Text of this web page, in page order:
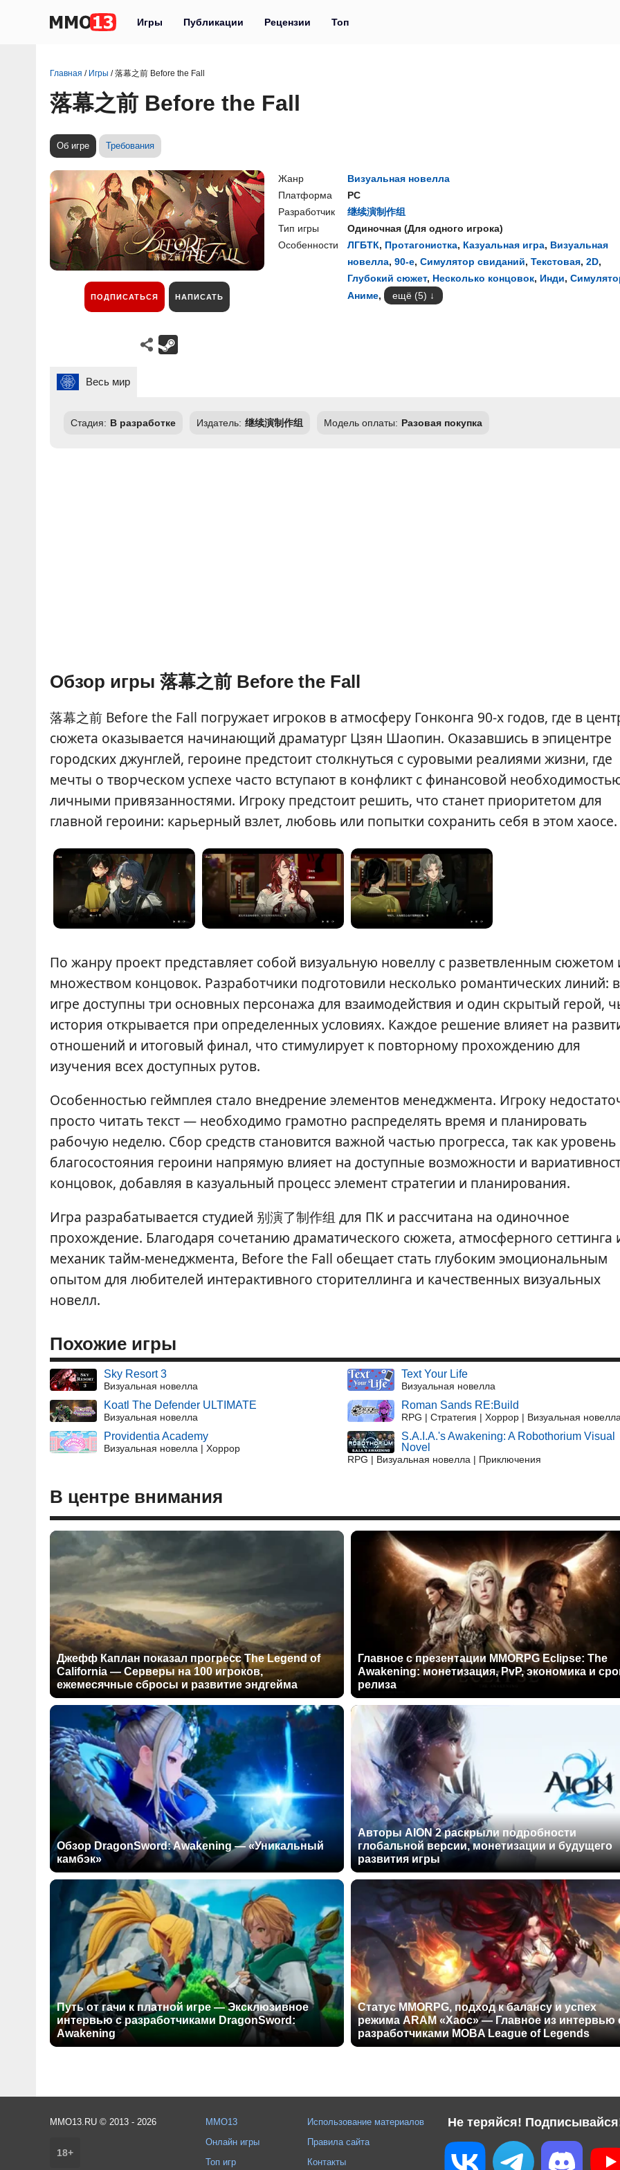
Игры Публикации Рецензии Топ
Главная / Игры /落幕之前 Before the Fall
落幕之前 Before the Fall
Об игре Требования
ПОДПИСАТЬСЯ НАПИСАТЬ
Жанр
Визуальная новелла
Платформа
PC
Разработчик
继续演制作组
Тип игры
Одиночная (Для одного игрока)
Особенности
ЛГБТК, Протагонистка, Казуальная игра, Визуальная
новелла, 90-е, Симулятор свиданий, Текстовая, 2D,
Глубокий сюжет, Несколько концовок, Инди,
Аниме, ещё (5)
Весь мир
Стадия: В разработке Издатель: 继续演制作组 Модель оплаты: Разовая покупка
Обзор игры 落幕之前 Before the Fall
落幕之前 Before the Fall погружает игроков в атмосферу Гонконга 90-х годов, где в
сюжета оказывается начинающий драматург Цзян Шаопин. Оказавшись в эпицентре
городских джунглей, героине предстоит столкнуться с суровыми реалиями жизни, где
мечты о творческом успехе часто вступают в конфликт с финансовой
личными привязанностями. Игроку предстоит решить, что станет приоритетом для
главной героини: карьерный взлет, любовь или попытки сохранить себя в этом хаосе.
По жанру проект представляет собой визуальную новеллу с разветвленным сюжетом
множеством концовок. Разработчики подготовили несколько романтических линий: в
игре доступны три основных персонажа для взаимодействия и один скрытый герой,
история открывается при определенных условиях. Каждое решение влияет на
отношений и итоговый финал, что стимулирует к повторному прохождению для
изучения всех доступных рутов.
Особенностью геймплея стало внедрение элементов менеджмента. Игроку
просто читать текст — необходимо грамотно распределять время и планировать
рабочую неделю. Сбор средств становится важной частью прогресса, так как уровень
благосостояния героини напрямую влияет на доступные возможности и
концовок, добавляя в казуальный процесс элемент стратегии и планирования.
Игра разрабатывается студией 别演了制作组 для ПК и рассчитана на одиночное
прохождение. Благодаря сочетанию драматического сюжета, атмосферного сеттинга
механик тайм-менеджмента, Before the Fall обещает стать глубоким эмоциональным
опытом для любителей интерактивного сторителлинга и качественных визуальных
новелл.
Похожие игры
Sky Resort 3
Визуальная новелла
Koatl The Defender ULTIMATE
Визуальная новелла
Providentia Academy
Визуальная новелла | Хоррор
Text Your Life
Визуальная новелла
Roman Sands RE:Build
RPG | Стратегия | Хоррор | Визуальная
S.A.I.A.'s Awakening: A Robothorium Visual
Novel
RPG | Визуальная новелла | Приключения
В центре внимания
Джефф Каплан показал прогресс The Legend of
California — Серверы на 100 игроков,
ежемесячные сбросы и развитие эндгейма
Главное с презентации MMORPG Eclipse: The
Awakening: монетизация, PvP, экономика и
релиза
Обзор DragonSword: Awakening — «Уникальный
камбэк»
Авторы AION 2 раскрыли подробности
глобальной версии, монетизации и будущего
развития игры
Путь от гачи к платной игре — Эксклюзивное
интервью с разработчиками DragonSword:
Awakening
Статус MMORPG, подход к балансу и успех
режима ARAM «Хаос» — Главное из интервью
разработчиками MOBA League of Legends
Не теряйся!
MMO13.RU © 2013 - 2026
18+
MMO13
Онлайн игры
Топ игр
Использование материалов
Правила сайта
Контакты